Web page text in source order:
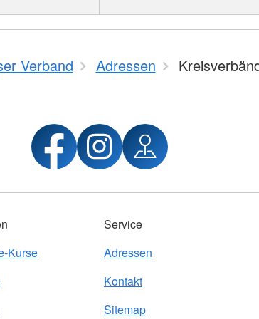
Verband Adressen
Kurse
Service
Adressen
Kontakt
Sitemap